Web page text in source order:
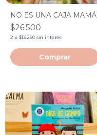
NO ES UNA CAJA MAMÁ
$26.500
2 x $13.250 sin interés